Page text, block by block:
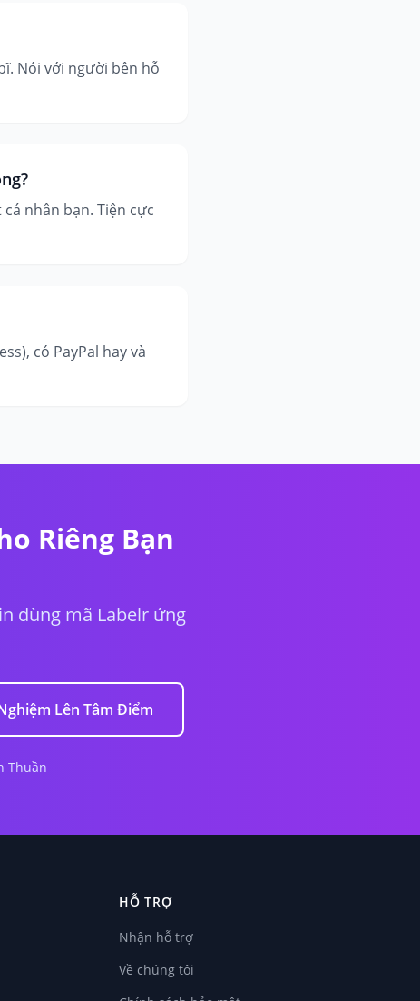
Nói với người bên hỗ
nhân bạn. Tiện cực
có PayPal hay và
Riêng Bạn
dùng mã Labelr ứng
Lên Tâm Điểm
Thuần
HỖ TRỢ
Nhận hỗ trợ
Về chúng tôi